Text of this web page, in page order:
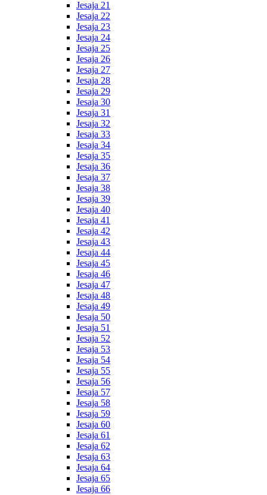
Jesaja 21
Jesaja 22
Jesaja 23
Jesaja 24
Jesaja 25
Jesaja 26
Jesaja 27
Jesaja 28
Jesaja 29
Jesaja 30
Jesaja 31
Jesaja 32
Jesaja 33
Jesaja 34
Jesaja 35
Jesaja 36
Jesaja 37
Jesaja 38
Jesaja 39
Jesaja 40
Jesaja 41
Jesaja 42
Jesaja 43
Jesaja 44
Jesaja 45
Jesaja 46
Jesaja 47
Jesaja 48
Jesaja 49
Jesaja 50
Jesaja 51
Jesaja 52
Jesaja 53
Jesaja 54
Jesaja 55
Jesaja 56
Jesaja 57
Jesaja 58
Jesaja 59
Jesaja 60
Jesaja 61
Jesaja 62
Jesaja 63
Jesaja 64
Jesaja 65
Jesaja 66